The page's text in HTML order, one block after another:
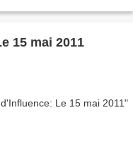
15 mai 2011